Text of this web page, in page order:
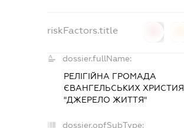
riskFactors.title
dossier.fullName:
РЕЛІГІЙНА ГРОМАДА
ЄВАНГЕЛЬСЬКИХ
"ДЖЕРЕЛО ЖИТТЯ"
dossier.opfSubType: